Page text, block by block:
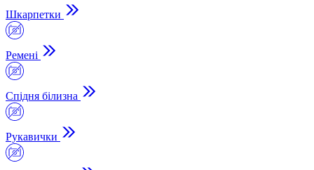
Шкарпетки
Ремені
Спідня білизна
Рукавички